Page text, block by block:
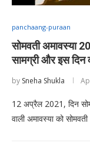
panchaang-puraan
सोमवती अमावस्या
सामग्री और इस दिन
by Sneha Shukla
12 अप्रैल 2021, दिन
वाली अमावस्या को